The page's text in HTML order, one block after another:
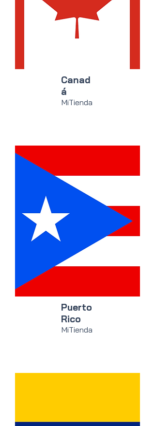
Canad
á
MiTienda
Puerto
Rico
MiTienda